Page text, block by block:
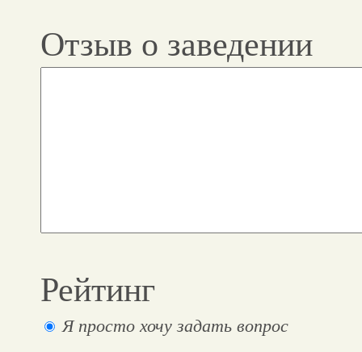
Отзыв о заведении
Рейтинг
Я просто хочу задать вопрос